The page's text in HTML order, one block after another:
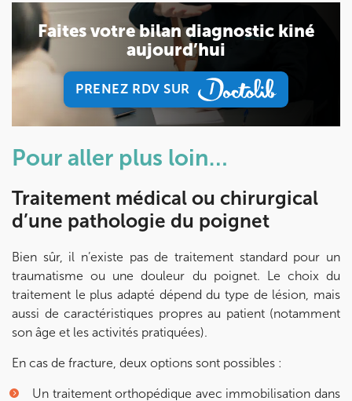
Faites votre bilan diagnostic kiné
aujourd’hui
PRENEZ RDV SUR
PRENEZ RDV SUR
Pour aller plus loin…
Traitement médical ou chirurgical
d’une pathologie du poignet
Bien sûr, il n’existe pas de traitement standard pour un
traumatisme ou une douleur du poignet. Le choix du
traitement le plus adapté dépend du type de lésion, mais
aussi de caractéristiques propres au patient (notamment
son âge et les activités pratiquées).
En cas de fracture, deux options sont possibles :
Un traitement orthopédique avec immobilisation dans
8 Rue de Paris 92190 Meudon
8 Rue de Paris 92190 Meudon
01 40 95 01 09
Prenez RDV sur
Prenez RDV sur